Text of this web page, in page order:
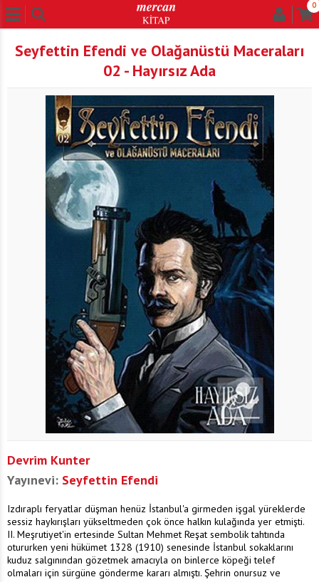
0
Seyfettin Efendi ve Olağanüstü Maceraları
02 - Hayırsız Ada
Devrim Kunter
Yayınevi: Seyfettin Efendi
Izdıraplı feryatlar düşman henüz İstanbul'a girmeden işgal yüreklerde
sessiz haykırışları yükseltmeden çok önce halkın kulağında yer etmişti.
II. Meşrutiyet'in ertesinde Sultan Mehmet Reşat sembolik tahtında
otururken yeni hükümet 1328 (1910) senesinde İstanbul sokaklarını
kuduz salgınından gözetmek amacıyla on binlerce köpeği telef
olmaları için sürgüne gönderme kararı almıştı. Şehrin onursuz ve